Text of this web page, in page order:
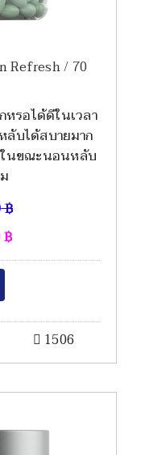
Refresh / 70
รอได้ดีในเวลา
บได้สบายมาก
นขณะนอนหลับ
฿
฿
1506